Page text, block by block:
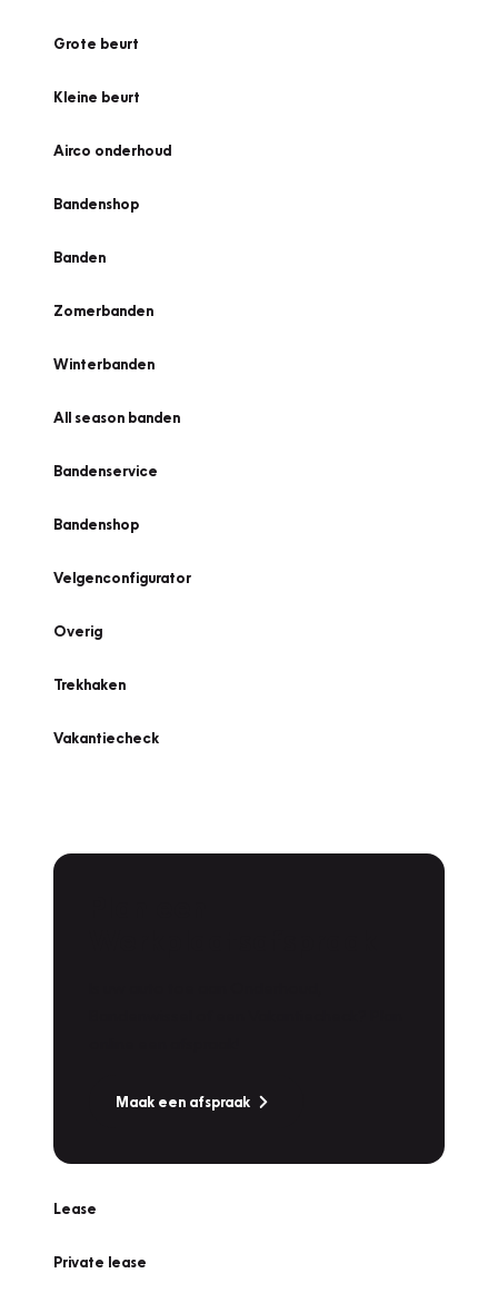
Grote beurt
Kleine beurt
Airco onderhoud
Bandenshop
Banden
Zomerbanden
Winterbanden
All season banden
Bandenservice
Bandenshop
Velgenconfigurator
Overig
Trekhaken
Vakantiecheck
Maak een afspraak
Lease
Private lease